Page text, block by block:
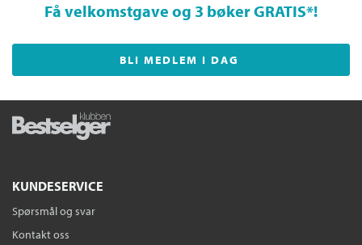
Få velkomstgave og 3 bøker GRATIS*!
BLI MEDLEM I DAG
KUNDESERVICE
Spørsmål og svar
Kontakt oss